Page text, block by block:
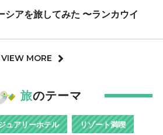
シアを旅してみた 〜ランカウイ
VIEW MORE
旅のテーマ
ュアリーホテル リゾート満喫